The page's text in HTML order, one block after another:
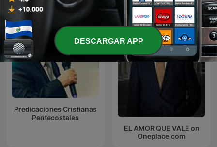
Predicaciones Cristianas
Pentecostales
EL AMOR QUE VALE on
Oneplace.com
DESCARGAR APP